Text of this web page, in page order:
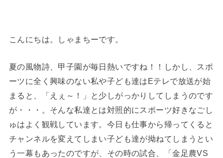
こんにちは。しゃまちーです。
夏の風物詩、甲子園が毎日熱いですね！！しかし、スポ
ーツに全く興味のない私や子ども達はEテレで放送が始
まると、「えぇ～！」と少しがっかりしてしまうのです
が・・・。そんな私達とは対照的にスポーツ好きなごし
ゅはよく観戦しています。今日も仕事から帰ってくると
チャンネルを変えてしまい子ども達が拗ねてしまうとい
う一幕もあったのですが、その時の試合、「金足農VS